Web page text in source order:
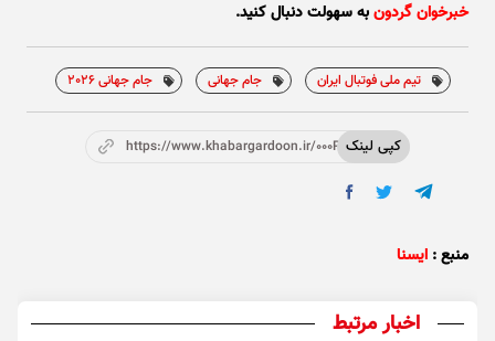
خبرخوان گردونبه سهولت دنبال کنید.
تیم ملی فوتبال ایران جام جهانی جام جهانی 2026
کپی لینکhttps://www.khabargardoon.ir/000P7h
منبع : ایسنا
اخبار مرتبط